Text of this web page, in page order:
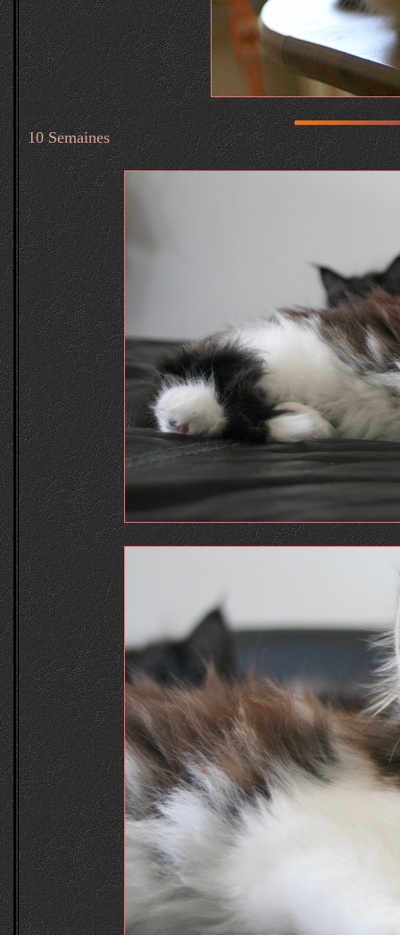
10 Semaines